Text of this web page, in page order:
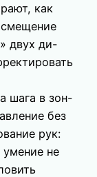
как
смещение
двух ди-
шага в зон-
без
рук:
умение не